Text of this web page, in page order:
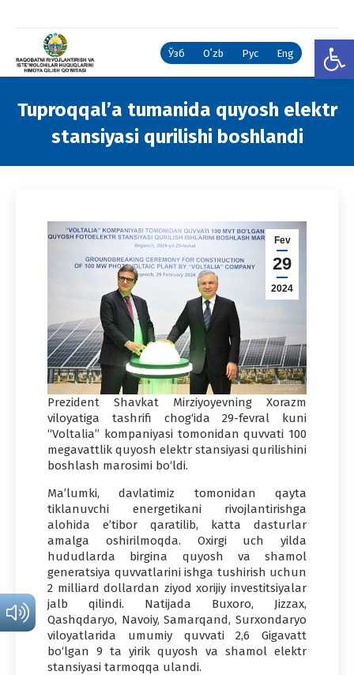
Ўзб Oʻzb Рус Eng
Tuproqqal’a tumanida quyosh elektr
stansiyasi qurilishi boshlandi
Fev
29
2024
Prezident Shavkat Mirziyoyevning Xorazm
viloyatiga tashrifi chog‘ida 29-fevral kuni
“Voltalia” kompaniyasi tomonidan quvvati 100
megavattlik quyosh elektr stansiyasi qurilishini
boshlash marosimi bo‘ldi.
Ma’lumki, davlatimiz tomonidan qayta
tiklanuvchi energetikani rivojlantirishga
alohida e’tibor qaratilib, katta dasturlar
amalga oshirilmoqda. Oxirgi uch yilda
hududlarda birgina quyosh va shamol
generatsiya quvvatlarini ishga tushirish uchun
2 milliard dollardan ziyod xorijiy investitsiyalar
jalb qilindi. Natijada Buxoro, Jizzax,
Qashqdaryo, Navoiy, Samarqand, Surxondaryo
viloyatlarida umumiy quvvati 2,6 Gigavatt
bo‘lgan 9 ta yirik quyosh va shamol elektr
stansiyasi tarmoqqa ulandi.